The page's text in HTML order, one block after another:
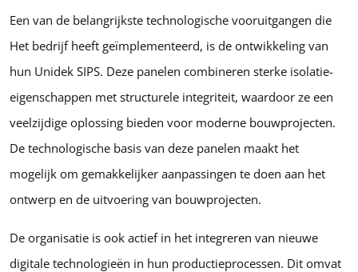
Een van de belangrijkste technologische vooruitgangen die
Het bedrijf heeft geïmplementeerd, is de ontwikkeling van
hun Unidek SIPS. Deze panelen combineren sterke isolatie-
eigenschappen met structurele integriteit, waardoor ze een
veelzijdige oplossing bieden voor moderne bouwprojecten.
De technologische basis van deze panelen maakt het
mogelijk om gemakkelijker aanpassingen te doen aan het
ontwerp en de uitvoering van bouwprojecten.
De organisatie is ook actief in het integreren van nieuwe
digitale technologieën in hun productieprocessen. Dit omvat